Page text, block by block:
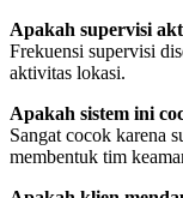
Apakah supervisi
Frekuensi supervisi
aktivitas lokasi.
Apakah sistem ini
Sangat cocok karena
membentuk tim